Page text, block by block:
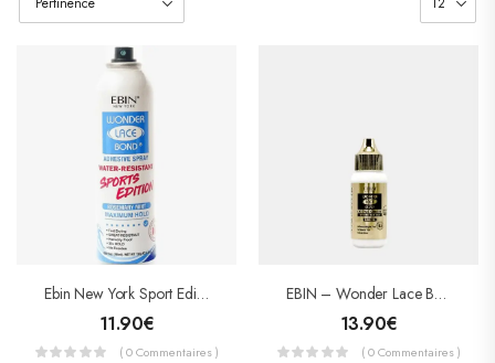
Ebin New York Sport Edition Wonder Lace Bond Maximum Hold 180ml
11.90€
( 0 Commentaires )
EBIN – Wonder Lace Bond Adhesive – Colle Pour Lace Wig Extreme Firm Hold – SENSITIVE
13.90€
( 0 Commentaires )